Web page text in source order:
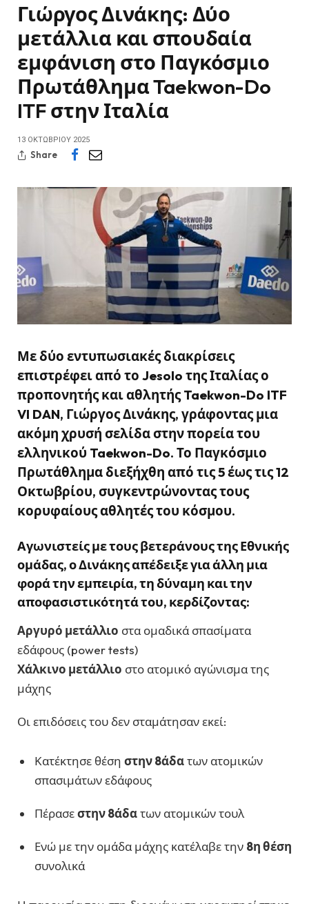
Γιώργος Δινάκης: Δύο
μετάλλια και σπουδαία
εμφάνιση στο Παγκόσμιο
Πρωτάθλημα Taekwon-Do
ITF στην Ιταλία
13 ΟΚΤΩΒΡΊΟΥ 2025
Share
Με δύο εντυπωσιακές διακρίσεις
επιστρέφει από το Jesolo της Ιταλίας ο
προπονητής και αθλητής Taekwon-Do ITF
VI DAN, Γιώργος Δινάκης, γράφοντας μια
ακόμη χρυσή σελίδα στην πορεία του
ελληνικού Taekwon-Do. Το Παγκόσμιο
Πρωτάθλημα διεξήχθη από τις5 έως τις 12
Οκτωβρίου, συγκεντρώνοντας τους
κορυφαίους αθλητές του κόσμου.
Αγωνιστείς με τους βετεράνους της Εθνικής
ομάδας, ο Δινάκης απέδειξε για άλλη μια
φορά την εμπειρία, τη δύναμη και την
αποφασιστικότητά του, κερδίζοντας:
Αργυρό μετάλλιο στα ομαδικά σπασίματα
εδάφους (power tests)
Χάλκινο μετάλλιο στο ατομικό αγώνισμα της
μάχης
Οι επιδόσεις του δεν σταμάτησαν εκεί:
Κατέκτησε θέση στην 8άδατων ατομικών
σπασιμάτων εδάφους
Πέρασεστην 8άδατων ατομικών τουλ
Ενώ με την ομάδα μάχης κατέλαβε την 8η θέση
συνολικά